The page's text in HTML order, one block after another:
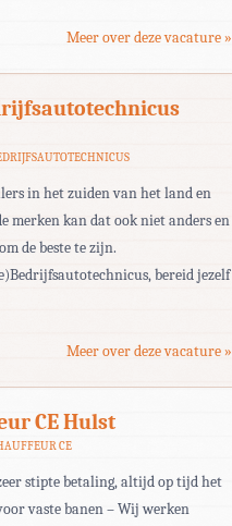
Meer over deze vacature »
in het zuiden van het land en
merken kan dat ook niet anders en
de beste te zijn.
bereid jezelf
Meer over deze vacature »
CE Hulst
CE
stipte betaling, altijd op tijd het
vaste banen – Wij werken